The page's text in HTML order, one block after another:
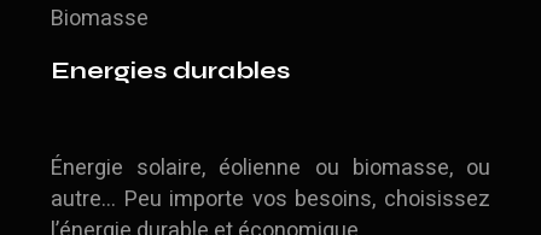
Biomasse
Energies durables
Énergie solaire, éolienne ou biomasse, ou
autre… Peu importe vos besoins, choisissez